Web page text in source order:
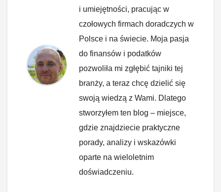
i umiejętności, pracując w
czołowych firmach doradczych w
Polsce i na świecie. Moja pasja
do finansów i podatków
pozwoliła mi zgłębić tajniki tej
branży, a teraz chcę dzielić się
swoją wiedzą z Wami. Dlatego
stworzyłem ten blog – miejsce,
gdzie znajdziecie praktyczne
porady, analizy i wskazówki
oparte na wieloletnim
doświadczeniu.